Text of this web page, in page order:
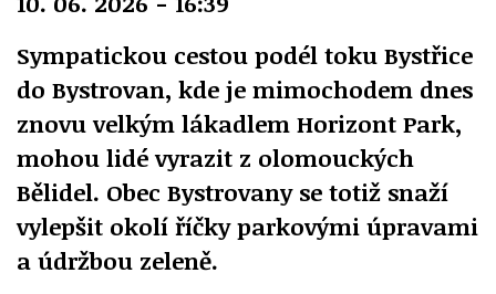
Sympatickou cestou podél toku Bystřice
do Bystrovan, kde je mimochodem dnes
znovu velkým lákadlem Horizont Park,
mohou lidé vyrazit z olomouckých
Bělidel. Obec Bystrovany se totiž snaží
vylepšit okolí říčky parkovými úpravami
a údržbou zeleně.